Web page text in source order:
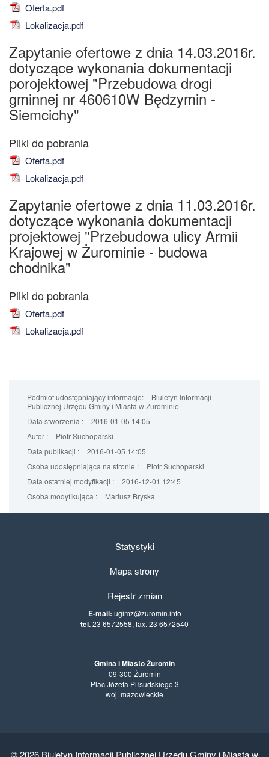
Oferta.pdf
Lokalizacja.pdf
Zapytanie ofertowe z dnia 14.03.2016r.
dotyczące wykonania dokumentacji
porojektowej "Przebudowa drogi
gminnej nr 460610W Będzymin -
Siemcichy"
Oferta.pdf
Lokalizacja.pdf
Zapytanie ofertowe z dnia 11.03.2016r.
dotyczące wykonania dokumentacji
projektowej "Przebudowa ulicy Armii
Krajowej w Żurominie - budowa
chodnika"
Oferta.pdf
Lokalizacja.pdf
Podmiot udostępniający informacje:
Biuletyn Informacji
Publicznej Urzędu Gminy i Miasta w Żurominie
Data stworzenia :
2016-01-05 14:05
Autor :
Piotr Suchoparski
Data publikacji :
2016-01-05 14:05
Osoba udostępniająca na stronie :
Piotr Suchoparski
Data ostatniej modyfikacji :
2016-12-01 12:45
Osoba modyfikująca :
Mariusz Bryska
Statystyki
Mapa strony
Rejestr zmian
E-mail: ugimz@zuromin.info
tel.23 6572558, fax. 23 6572540
Gmina i Miasto Żuromin
09-300 Żuromin
Plac Józefa Piłsudskiego 3
woj. mazowieckie
© 2026 Biuletyn Informacji Publicznej Urzędu Gminy i Miasta w